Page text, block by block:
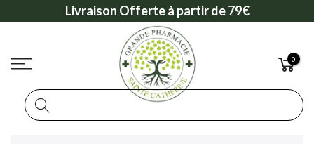
Livraison Offerte à partir de 79€
0